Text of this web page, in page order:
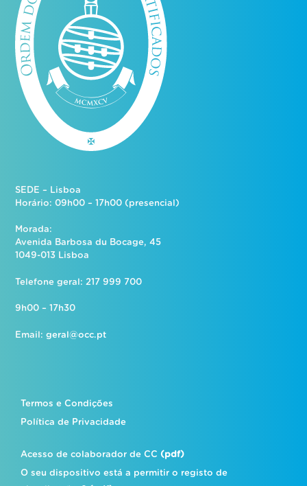
SEDE – Lisboa
Horário: 09h00 – 17h00 (presencial)
Morada:
Avenida Barbosa du Bocage, 45
1049-013 Lisboa
Telefone geral: 217 999 700
9h00 – 17h30
Email:geral@occ.pt
Termos e Condições
Política de Privacidade
Acesso de colaborador de CC(pdf)
O seu dispositivo está a permitir o registo de